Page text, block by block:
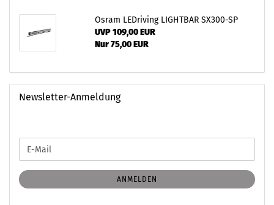
Osram LEDriving LIGHTBAR SX300-SP
UVP 109,00 EUR
Nur 75,00 EUR
Newsletter-Anmeldung
ZUR
ANMELDUNG
E-
Mail
ANMELDEN